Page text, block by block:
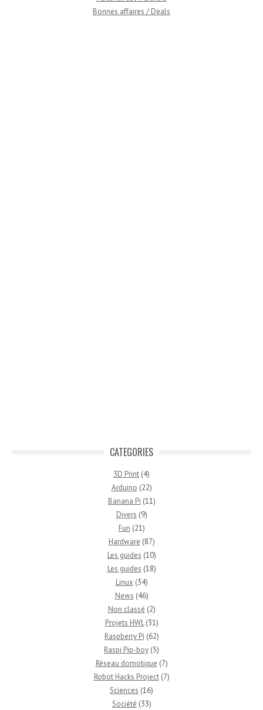
Bonnes affaires / Deals
CATEGORIES
3D Print (4)
Arduino (22)
Banana Pi (11)
Divers (9)
Fun (21)
Hardware (87)
Les guides (10)
Les guides (18)
Linux (34)
News (46)
Non classé (2)
Projets HWL(31)
Raspberry Pi (62)
Raspi Pip-boy (5)
Réseau domotique (7)
Robot Hacks Project(7)
Sciences (16)
Société (33)